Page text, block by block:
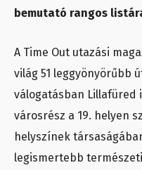
bemutató rangos
A Time Out utazási
világ 51 leggyönyörűbb
válogatásban Lillafüred
városrész a 19. helyen
helyszínek
legismertebb